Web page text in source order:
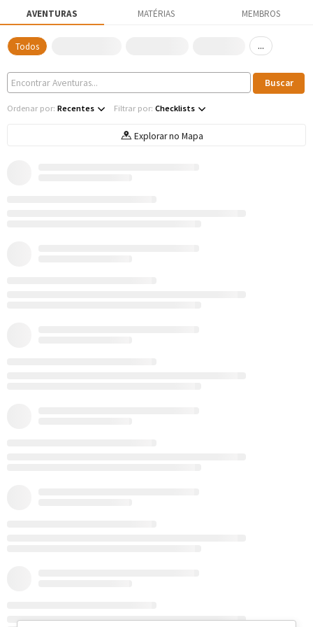
AVENTURAS MATÉRIAS MEMBROS
Todos ...
Ordenar por: Recentes Filtrar por: Checklists
Explorar no Mapa